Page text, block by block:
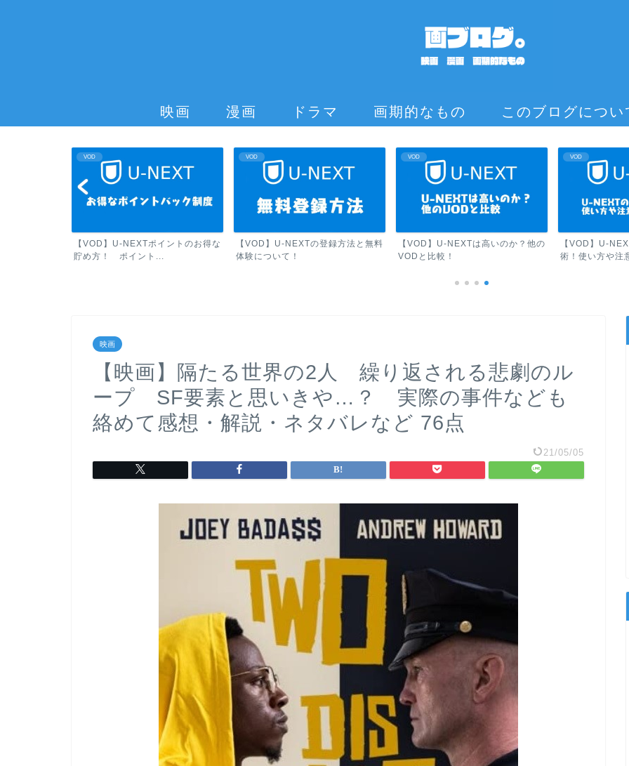
映画 漫画 ドラマ 画期的なもの このブログについ
VOD
【VOD】U-NEXTポイントのお得な
貯め方！ ポイント...
VOD
【VOD】U-NEXTの登録方法と無料
体験について！
VOD
【VOD】U-NEXTは高いのか？他の
VODと比較！
VOD
【VOD】U-
術！使い方や注
映画
【映画】隔たる世界の2人 繰り返される悲劇のル
ープ SF要素と思いきや…？ 実際の事件なども
絡めて感想・解説・ネタバレなど 76点
21/05/05